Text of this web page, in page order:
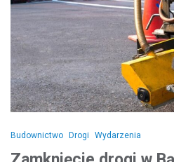
Budownictwo Drogi Wydarzenia